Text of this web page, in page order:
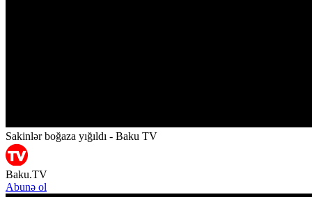
Sakinlər boğaza yığıldı - Baku TV
Baku.TV
Abunə ol